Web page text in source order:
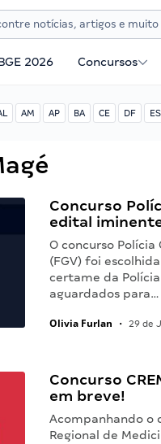
2026 Concursos
AM AP BA CE DF ES
Concurso
edital
O concurso Polícia
(FGV) foi
certame da
aguardados para…
Olivia Furlan • 29 de
Concurso
em breve!
Acompanhando o
Regional de